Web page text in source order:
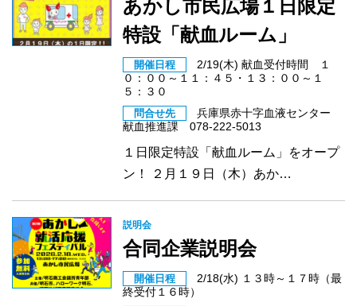
あかし市民広場１日限定
特設「献血ルーム」
開催日程
2/19(木) 献血受付時間 １
０：００～１１：４５・１３：００～１
５：３０
問合せ先
兵庫県赤十字血液センター
献血推進課 078-222-5013
１日限定特設「献血ルーム」をオープ
ン！ ２月１９日（木）あか…
説明会
合同企業説明会
開催日程
2/18(水) １３時～１７時（最
終受付１６時）